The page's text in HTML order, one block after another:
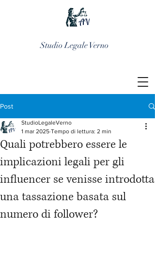
Studio Legale Verno
Post
Quali potrebbero essere le
implicazioni legali per gli
influencer se venisse introdotta
una tassazione basata sul
numero di follower?
StudioLegaleVerno
1 mar 2025 Tempo di lettura: 2 min